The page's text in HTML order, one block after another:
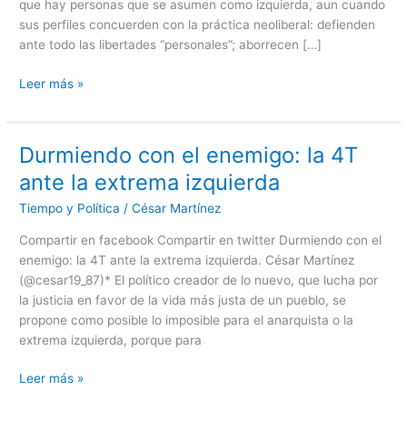
que hay personas que se asumen como izquierda, aun cuando
sus perfiles concuerden con la práctica neoliberal: defienden
ante todo las libertades “personales”; aborrecen […]
la
izquierda
en
Leer más »
Durmiendo con el enemigo: la 4T
ante la extrema izquierda
Tiempo y Política /César Martínez
Compartir en facebook Compartir en twitter Durmiendo con el
enemigo: la 4T ante la extrema izquierda. César Martínez
(@cesar19_87)* El político creador de lo nuevo, que lucha por
la justicia en favor de la vida más justa de un pueblo, se
propone como posible lo imposible para el anarquista o la
extrema izquierda, porque para
Durmiendo
el
enemigo:
la
extrema
izquierda
Leer más »